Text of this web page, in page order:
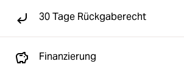
30 Tage Rückgaberecht
Finanzierung